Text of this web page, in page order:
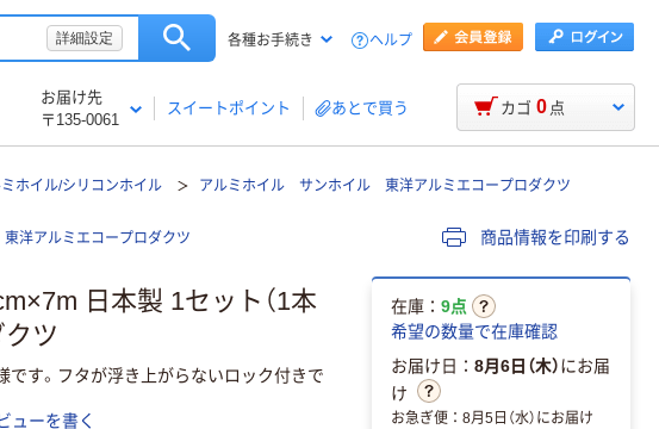
詳細設定 各種お手続き ヘルプ
お届け先
〒135-0061
スイートポイント あとで買う カゴ 0 点
ホイル/シリコンホイル アルミホイル サンホイル 東洋アルミエコープロダクツ
東洋アルミエコープロダクツ 商品情報を印刷する
日本製 1セット（1本
ツ
す。フタが浮き上がらないロック付きで
ューを書く
在庫： 9点
希望の数量で在庫確認
お届け日： 8月6日（木）にお届
け
お急ぎ便：8月5日（水）にお届け